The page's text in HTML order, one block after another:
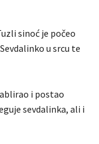
sinoć je počeo
u srcu te
i postao
sevdalinka, ali i